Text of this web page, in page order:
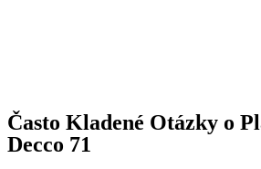
Často Kladené Otázky o
Decco 71